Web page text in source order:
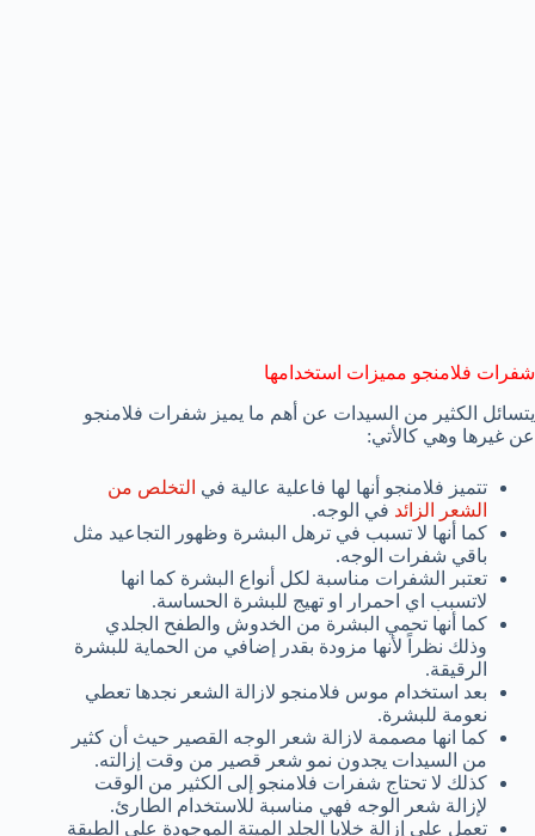
شفرات فلامنجو مميزات استخدامها
يتسائل الكثير من السيدات عن أهم ما يميز شفرات فلامنجو
عن غيرها وهي كالأتي:
تتميز فلامنجو أنها لها فاعلية عالية في التخلص من
الشعر الزائد في الوجه.
كما أنها لا تسبب في ترهل البشرة وظهور التجاعيد مثل
باقي شفرات الوجه.
تعتبر الشفرات مناسبة لكل أنواع البشرة كما انها
لاتسبب اي احمرار او تهيج للبشرة الحساسة.
كما أنها تحمي البشرة من الخدوش والطفح الجلدي
وذلك نظراً لأنها مزودة بقدر إضافي من الحماية للبشرة
الرقيقة.
بعد استخدام موس فلامنجو لازالة الشعر نجدها تعطي
نعومة للبشرة.
كما انها مصممة لازالة شعر الوجه القصير حيث أن كثير
من السيدات يجدون نمو شعر قصير من وقت إزالته.
كذلك لا تحتاج شفرات فلامنجو إلى الكثير من الوقت
لإزالة شعر الوجه فهي مناسبة للاستخدام الطارئ.
تعمل على إزالة خلايا الجلد الميتة الموجودة على الطبقة